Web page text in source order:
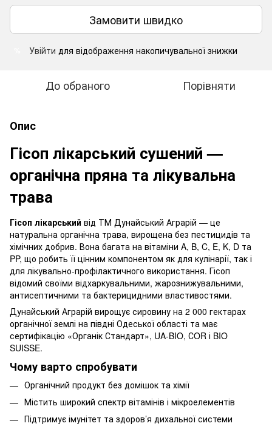
Замовити швидко
Увійти для відображення накопичувальної знижки
До обраного Порівняти
Опис
Гісоп лікарський сушений —
органічна пряна та лікувальна
трава
Гісоп лікарський від ТМ Дунайський Аграрій — це
натуральна органічна трава, вирощена без пестицидів та
хімічних добрив. Вона багата на вітаміни A, B, C, E, K, D та
PP, що робить її цінним компонентом як для кулінарії, так і
для лікувально-профілактичного використання. Гісоп
відомий своїми відхаркувальними, жарознижувальними,
антисептичними та бактерицидними властивостями.
Дунайський Аграрій вирощує сировину на 2 000 гектарах
органічної землі на півдні Одеської області та має
сертифікацію «Органік Стандарт», UA-BIO, СOR і BIO
SUISSE.
Чому варто спробувати
Органічний продукт без домішок та хімії
Містить широкий спектр вітамінів і мікроелементів
Підтримує імунітет та здоров’я дихальної системи